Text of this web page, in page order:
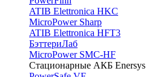
ATIB Elettronica HKC
MicroPower Sharp
ATIB Elettronica HFT3
БэттериЛаб
MicroPower SMC-HF
Стационарные АКБ Enersys